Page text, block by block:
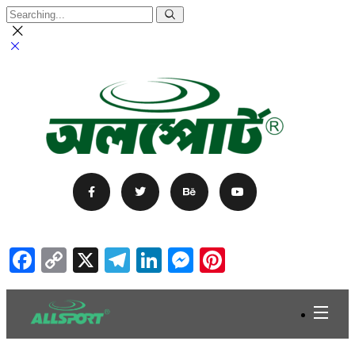
Facebook
Copy
Link
X Telegram
LinkedIn
Messenger